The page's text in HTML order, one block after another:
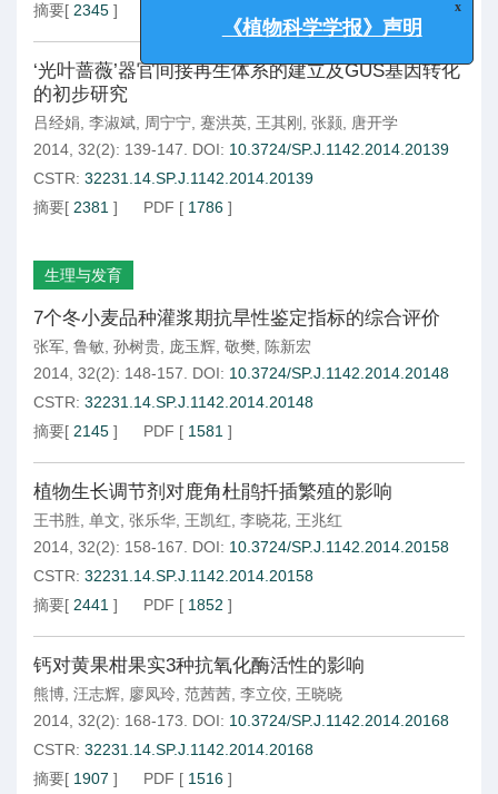
摘要[ 2345 ]
‘光叶蔷薇’器官间接再生体系的建立及GUS基因转化
的初步研究
吕经娟 李淑斌 周宁宁 蹇洪英 王其刚 张颢
唐开学
2014, 32(2): 139-147.
DOI: 10.3724/SP.J.1142.2014.20139
CSTR: 32231.14.SP.J.1142.2014.20139
摘要[ 2381 ] PDF [ 1786 ]
生理与发育
7个冬小麦品种灌浆期抗旱性鉴定指标的综合评价
张军 鲁敏 孙树贵 庞玉辉 敬樊
陈新宏
2014, 32(2): 148-157.
DOI: 10.3724/SP.J.1142.2014.20148
CSTR: 32231.14.SP.J.1142.2014.20148
摘要[ 2145 ] PDF [ 1581 ]
植物生长调节剂对鹿角杜鹃扦插繁殖的影响
王书胜 单文 张乐华 王凯红 李晓花 王兆红
2014, 32(2): 158-167.
DOI: 10.3724/SP.J.1142.2014.20158
CSTR: 32231.14.SP.J.1142.2014.20158
摘要[ 2441 ] PDF [ 1852 ]
钙对黄果柑果实3种抗氧化酶活性的影响
熊博 汪志辉 廖凤玲 范茜茜 李立佼 王晓晓
2014, 32(2): 168-173.
DOI: 10.3724/SP.J.1142.2014.20168
CSTR: 32231.14.SP.J.1142.2014.20168
摘要[ 1907 ] PDF [ 1516 ]
《植物科学学报》声明